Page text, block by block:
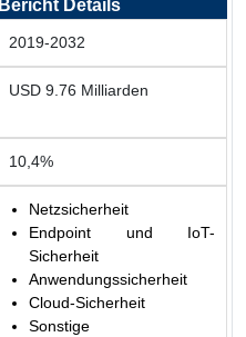
Bericht Details
2019-2032
USD 9.76 Milliarden
10,4%
Netzsicherheit
Endpoint und IoT-
Sicherheit
Anwendungssicherheit
Cloud-Sicherheit
Sonstige